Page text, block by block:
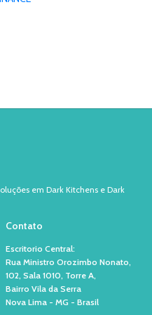
em Dark Kitchens e Dark
Contato
Escritorio Central:
Rua Ministro Orozimbo Nonato,
102, Sala 1010, Torre A,
Bairro Vila da Serra
Nova Lima - MG - Brasil